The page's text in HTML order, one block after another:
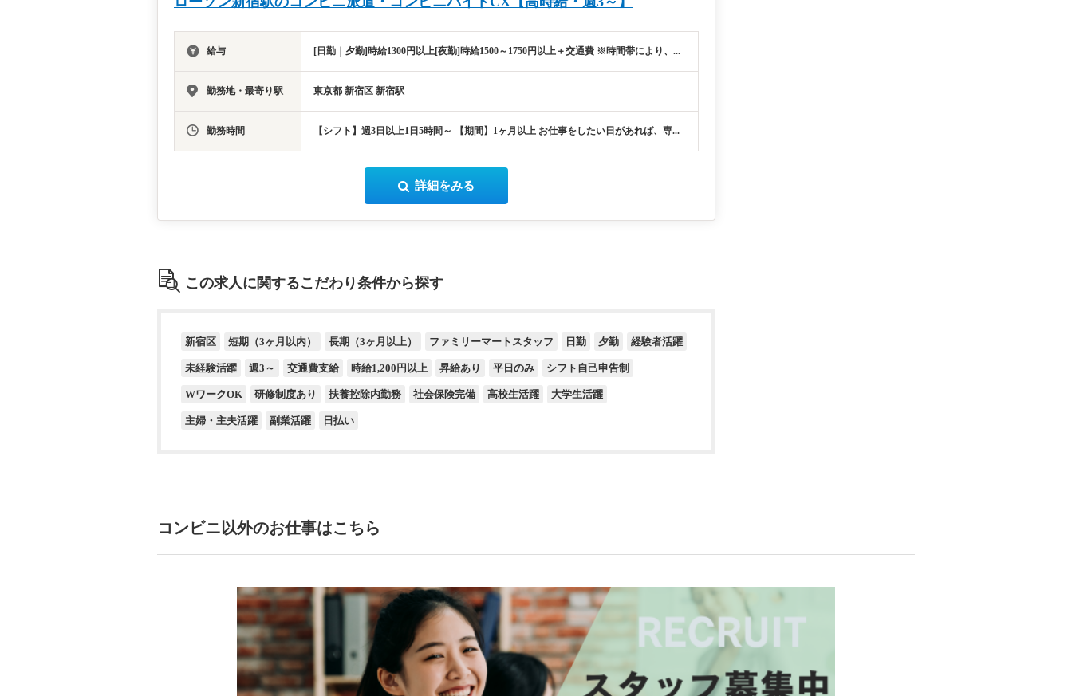
給与 [日勤｜夕勤]時給1300円以上[夜勤]時給1500～1750円以上＋交通費 ※時間帯により、...
勤務地・最寄り駅 東京都 新宿区 新宿駅
勤務時間 【シフト】週3日以上1日5時間～ 【期間】1ヶ月以上 お仕事をしたい日があれば、専...
詳細をみる
この求人に関するこだわり条件から探す
新宿区 短期（3ヶ月以内） 長期（3ヶ月以上） ファミリーマートスタッフ 日勤 夕勤 経験者活躍
未経験活躍 週3～ 交通費支給 時給1,200円以上 昇給あり 平日のみ シフト自己申告制
WワークOK 研修制度あり 扶養控除内勤務 社会保険完備 高校生活躍 大学生活躍
主婦・主夫活躍 副業活躍 日払い
コンビニ以外のお仕事はこちら